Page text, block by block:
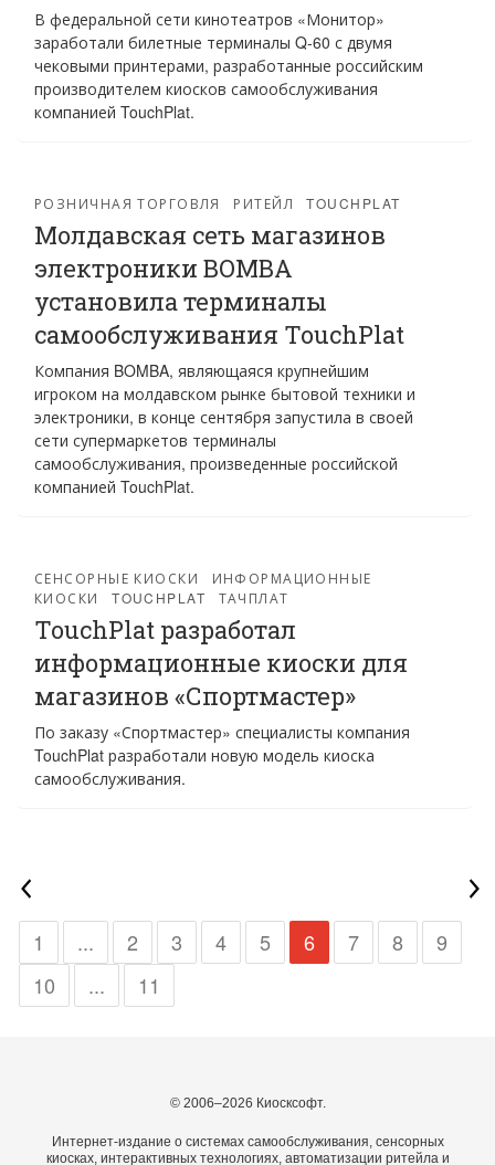
В федеральной сети кинотеатров «Монитор»
заработали билетные терминалы Q-60 с двумя
чековыми принтерами, разработанные российским
производителем киосков самообслуживания
компанией TouchPlat.
РОЗНИЧНАЯ ТОРГОВЛЯ РИТЕЙЛ TOUCHPLAT
Молдавская сеть магазинов
электроники BOMBA
установила терминалы
самообслуживания TouchPlat
Компания BOMBA, являющаяся крупнейшим
игроком на молдавском рынке бытовой техники и
электроники, в конце сентября запустила в своей
сети супермаркетов терминалы
самообслуживания, произведенные российской
компанией TouchPlat.
СЕНСОРНЫЕ КИОСКИ
ИНФОРМАЦИОННЫЕ
КИОСКИ
TOUCHPLAT ТАЧПЛАТ
TouchPlat разработал
информационные киоски для
магазинов «Спортмастер»
По заказу «Спортмастер» специалисты компания
TouchPlat разработали новую модель киоска
самообслуживания.
1 ... 2 3 4 5 6 7 8
9
10
... 11
© 2006–2026 Киосксофт.
Интернет-издание о системах самообслуживания, сенсорных
киосках, интерактивных технологиях, автоматизации ритейла и